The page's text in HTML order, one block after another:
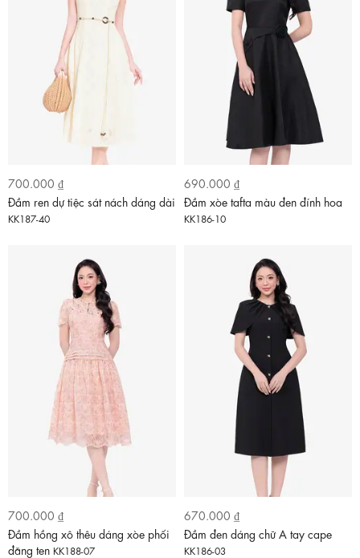
700.000 ₫
Đầm ren dự tiệc sát nách dáng dài
KK187-40
690.000 ₫
Đầm xòe tafta màu đen đính hoa
KK186-10
700.000 ₫
Đầm hồng xô thêu dáng xòe phối
đăng ten KK188-07
670.000 ₫
Đầm đen dáng chữ A tay cape
KK186-03